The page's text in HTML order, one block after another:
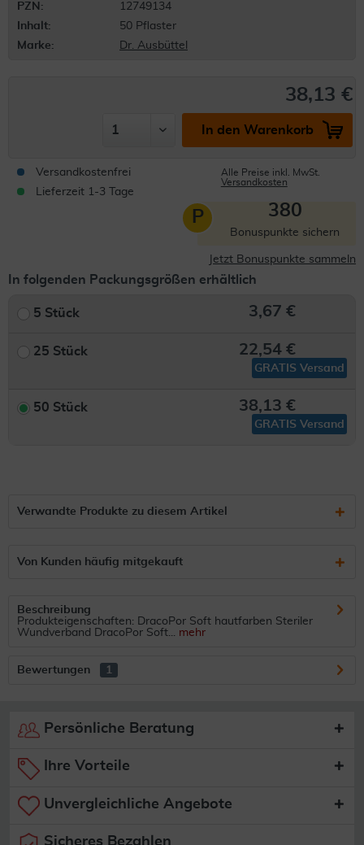
PZN:
12749134
Inhalt:
50 Pflaster
Marke:
Dr. Ausbüttel
38,13 €
In den Warenkorb
Versandkostenfrei
Lieferzeit 1-3 Tage
Alle Preise inkl. MwSt.
Versandkosten
P 380
Bonuspunkte sichern
Jetzt Bonuspunkte sammeln
In folgenden Packungsgrößen erhältlich
5 Stück 3,67 €
25 Stück 22,54 €
GRATIS Versand
50 Stück 38,13 €
GRATIS Versand
Verwandte Produkte zu diesem Artikel
Von Kunden häufig mitgekauft
Beschreibung
Produkteigenschaften: DracoPor Soft hautfarben Steriler
Wundverband DracoPor Soft... mehr
Bewertungen 1
Persönliche Beratung
Ihre Vorteile
Unvergleichliche Angebote
Sicheres Bezahlen